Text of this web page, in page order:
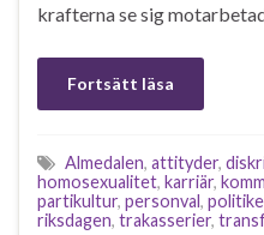
krafterna se sig
Fortsätt läsa
Almedalen, attityder,
homosexualitet, karriär,
partikultur, personval,
riksdagen, trakasserier,